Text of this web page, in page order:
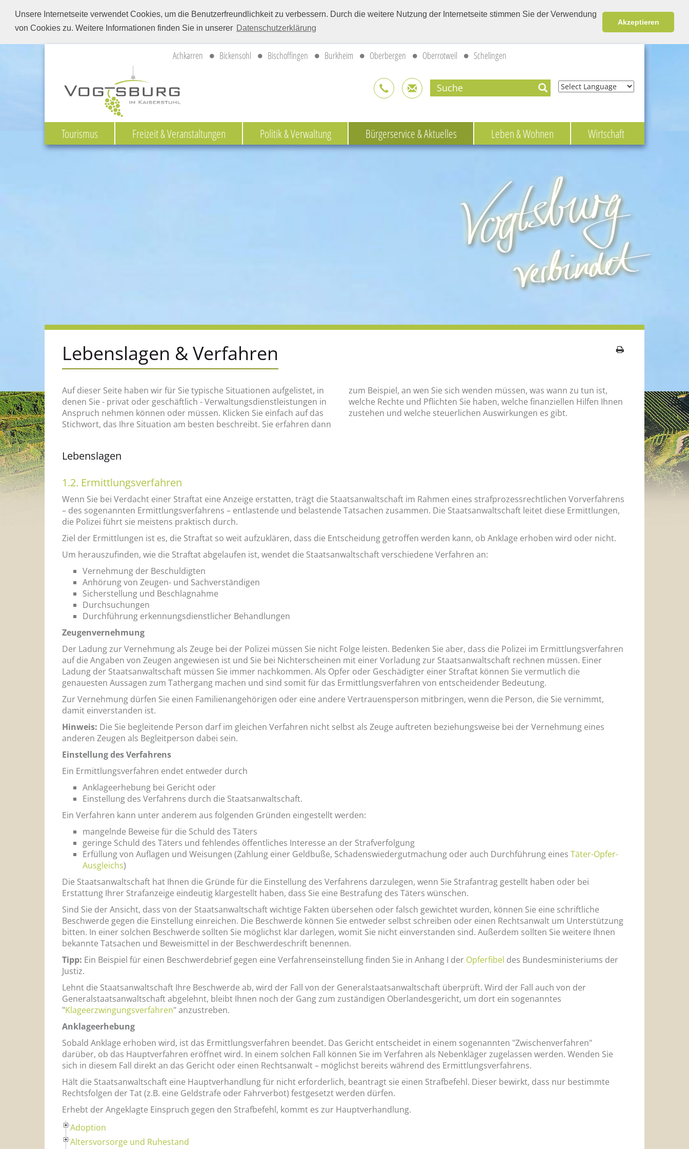
Unsere Internetseite verwendet Cookies, um die Benutzerfreundlichkeit zu verbessern. Durch die weitere Nutzung der Internetseite stimmen Sie der Verwendung
von Cookies zu. Weitere Informationen finden Sie in unserer Datenschutzerklärung
Akzeptieren
Achkarren Bickensohl Bischoffingen Burkheim Oberbergen Oberrotweil Schelingen
Tourismus Freizeit & Veranstaltungen Politik & Verwaltung Bürgerservice & Aktuelles Leben & Wohnen Wirtschaft
Lebenslagen & Verfahren
Auf dieser Seite haben wir für Sie typische Situationen aufgelistet, in
denen Sie - privat oder geschäftlich - Verwaltungsdienstleistungen in
Anspruch nehmen können oder müssen. Klicken Sie einfach auf das
Stichwort, das Ihre Situation am besten beschreibt. Sie erfahren dann
zum Beispiel, an wen Sie sich wenden müssen, was wann zu tun ist,
welche Rechte und Pflichten Sie haben, welche finanziellen Hilfen Ihnen
zustehen und welche steuerlichen Auswirkungen es gibt.
Lebenslagen
1.2. Ermittlungsverfahren
Wenn Sie bei Verdacht einer Straftat eine Anzeige erstatten, trägt die Staatsanwaltschaft im Rahmen eines strafprozessrechtlichen Vorverfahrens
– des sogenannten Ermittlungsverfahrens – entlastende und belastende Tatsachen zusammen. Die Staatsanwaltschaft leitet diese Ermittlungen,
die Polizei führt sie meistens praktisch durch.
Ziel der Ermittlungen ist es, die Straftat so weit aufzuklären, dass die Entscheidung getroffen werden kann, ob Anklage erhoben wird oder nicht.
Um herauszufinden, wie die Straftat abgelaufen ist, wendet die Staatsanwaltschaft verschiedene Verfahren an:
Vernehmung der Beschuldigten
Anhörung von Zeugen- und Sachverständigen
Sicherstellung und Beschlagnahme
Durchsuchungen
Durchführung erkennungsdienstlicher Behandlungen
Zeugenvernehmung
Der Ladung zur Vernehmung als Zeuge bei der Polizei müssen Sie nicht Folge leisten. Bedenken Sie aber, dass die Polizei im Ermittlungsverfahren
auf die Angaben von Zeugen angewiesen ist und Sie bei Nichterscheinen mit einer Vorladung zur Staatsanwaltschaft rechnen müssen. Einer
Ladung der Staatsanwaltschaft müssen Sie immer nachkommen. Als Opfer oder Geschädigter einer Straftat können Sie vermutlich die
genauesten Aussagen zum Tathergang machen und sind somit für das Ermittlungsverfahren von entscheidender Bedeutung.
Zur Vernehmung dürfen Sie einen Familienangehörigen oder eine andere Vertrauensperson mitbringen, wenn die Person, die Sie vernimmt,
damit einverstanden ist.
Hinweis: Die Sie begleitende Person darf im gleichen Verfahren nicht selbst als Zeuge auftreten beziehungsweise bei der Vernehmung eines
anderen Zeugen als Begleitperson dabei sein.
Einstellung des Verfahrens
Ein Ermittlungsverfahren endet entweder durch
Anklageerhebung bei Gericht oder
Einstellung des Verfahrens durch die Staatsanwaltschaft.
Ein Verfahren kann unter anderem aus folgenden Gründen eingestellt werden:
mangelnde Beweise für die Schuld des Täters
geringe Schuld des Täters und fehlendes öffentliches Interesse an der Strafverfolgung
Erfüllung von Auflagen und Weisungen (Zahlung einer Geldbuße, Schadenswiedergutmachung oder auch Durchführung eines Täter-Opfer-
Ausgleichs)
Die Staatsanwaltschaft hat Ihnen die Gründe für die Einstellung des Verfahrens darzulegen, wenn Sie Strafantrag gestellt haben oder bei
Erstattung Ihrer Strafanzeige eindeutig klargestellt haben, dass Sie eine Bestrafung des Täters wünschen.
Sind Sie der Ansicht, dass von der Staatsanwaltschaft wichtige Fakten übersehen oder falsch gewichtet wurden, können Sie eine schriftliche
Beschwerde gegen die Einstellung einreichen. Die Beschwerde können Sie entweder selbst schreiben oder einen Rechtsanwalt um Unterstützung
bitten. In einer solchen Beschwerde sollten Sie möglichst klar darlegen, womit Sie nicht einverstanden sind. Außerdem sollten Sie weitere Ihnen
bekannte Tatsachen und Beweismittel in der Beschwerdeschrift benennen.
Tipp: Ein Beispiel für einen Beschwerdebrief gegen eine Verfahrenseinstellung finden Sie in Anhang I der Opferfibel des Bundesministeriums der
Justiz.
Lehnt die Staatsanwaltschaft Ihre Beschwerde ab, wird der Fall von der Generalstaatsanwaltschaft überprüft. Wird der Fall auch von der
Generalstaatsanwaltschaft abgelehnt, bleibt Ihnen noch der Gang zum zuständigen Oberlandesgericht, um dort ein sogenanntes
"Klageerzwingungsverfahren" anzustreben.
Anklageerhebung
Sobald Anklage erhoben wird, ist das Ermittlungsverfahren beendet. Das Gericht entscheidet in einem sogenannten "Zwischenverfahren"
darüber, ob das Hauptverfahren eröffnet wird. In einem solchen Fall können Sie im Verfahren als Nebenkläger zugelassen werden. Wenden Sie
sich in diesem Fall direkt an das Gericht oder einen Rechtsanwalt – möglichst bereits während des Ermittlungsverfahrens.
Hält die Staatsanwaltschaft eine Hauptverhandlung für nicht erforderlich, beantragt sie einen Strafbefehl. Dieser bewirkt, dass nur bestimmte
Rechtsfolgen der Tat (z.B. eine Geldstrafe oder Fahrverbot) festgesetzt werden dürfen.
Erhebt der Angeklagte Einspruch gegen den Strafbefehl, kommt es zur Hauptverhandlung.
Adoption
Altersvorsorge und Ruhestand